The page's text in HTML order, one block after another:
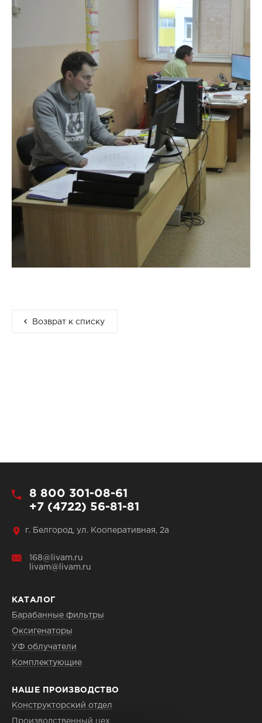
Возврат к списку
8 800 301-08-61
+7 (4722) 56-81-81
г. Белгород, ул. Кооперативная, 2а
168@livam.ru
livam@livam.ru
КАТАЛОГ
Барабанные фильтры
Оксигенаторы
УФ облучатели
Комплектующие
НАШЕ ПРОИЗВОДСТВО
Конструкторский отдел
Производственный цех